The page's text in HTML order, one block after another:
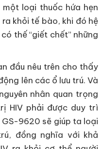
loại thuốc hứa hẹn
ra khỏi tế bào, khi đó hệ
thế “giết chết” những
đầu nêu trên cho thấy
lên các ổ lưu trú. Và
nhân quan trọng
HIV phải được duy trì
9620 sẽ giúp ta loại
đồng nghĩa với khả